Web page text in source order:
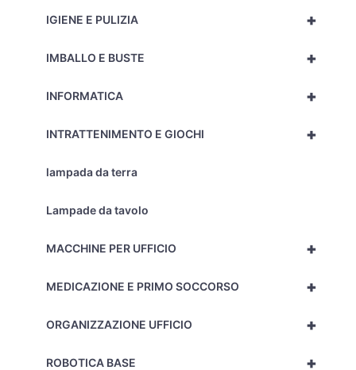
+
IGIENE E PULIZIA
+
IMBALLO E BUSTE
+
INFORMATICA
+
INTRATTENIMENTO E GIOCHI
lampada da terra
Lampade da tavolo
+
MACCHINE PER UFFICIO
+
MEDICAZIONE E PRIMO SOCCORSO
+
ORGANIZZAZIONE UFFICIO
+
ROBOTICA BASE